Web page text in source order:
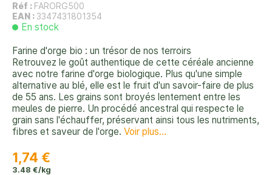
Réf : FARORG500
EAN : 3347431801354
En stock
Farine d'orge bio : un trésor de nos terroirs
Retrouvez le goût authentique de cette céréale ancienne
avec notre farine d'orge biologique. Plus qu'une simple
alternative au blé, elle est le fruit d'un savoir-faire de plus
de 55 ans. Les grains sont broyés lentement entre les
meules de pierre. Un procédé ancestral qui respecte le
grain sans l'échauffer, préservant ainsi tous les nutriments,
fibres et saveur de l'orge. Voir plus...
1,74 €
3.48 €/kg